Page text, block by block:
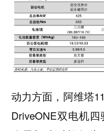
动力方面，阿维塔
DriveONE双电机